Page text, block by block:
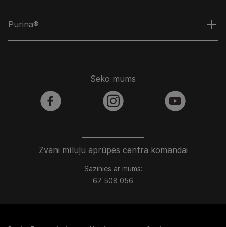
Purina®
Zvani mīluļu aprūpes centra komandai
Sazinies ar mums:
67 508 056
Seko mums
facebook instagram youtube